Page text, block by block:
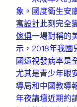
象。國度衛生安
寓設計此刻完全
傢俱一場對稱的
示，2018年我國
國遠視發病率是
尤其是青少年眼
導局和中國教導
年夜講壇近期約